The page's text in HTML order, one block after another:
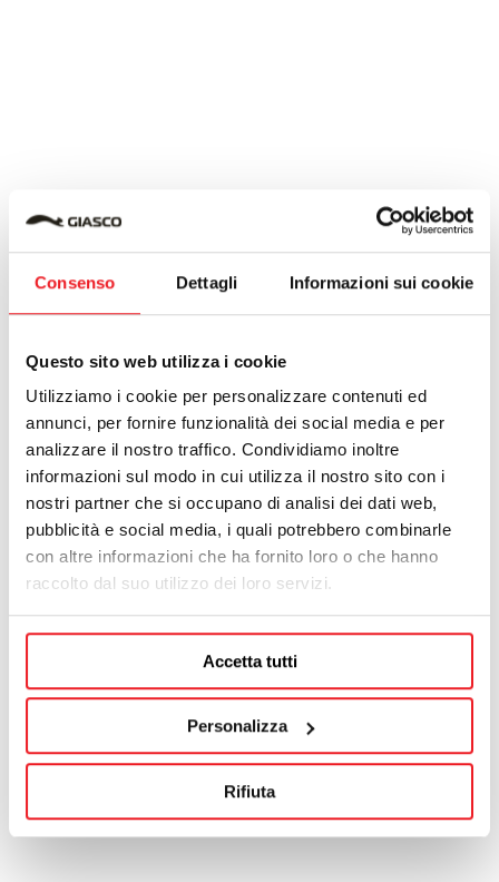
Consenso Dettagli Informazioni sui cookie
Questo sito web utilizza i cookie
Utilizziamo i cookie per personalizzare contenuti ed
annunci, per fornire funzionalità dei social media e per
analizzare il nostro traffico. Condividiamo inoltre
informazioni sul modo in cui utilizza il nostro sito con i
nostri partner che si occupano di analisi dei dati web,
pubblicità e social media, i quali potrebbero combinarle
con altre informazioni che ha fornito loro o che hanno
raccolto dal suo utilizzo dei loro servizi.
Accetta tutti
Personalizza
Rifiuta